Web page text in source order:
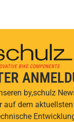
by,schulz
auf dem